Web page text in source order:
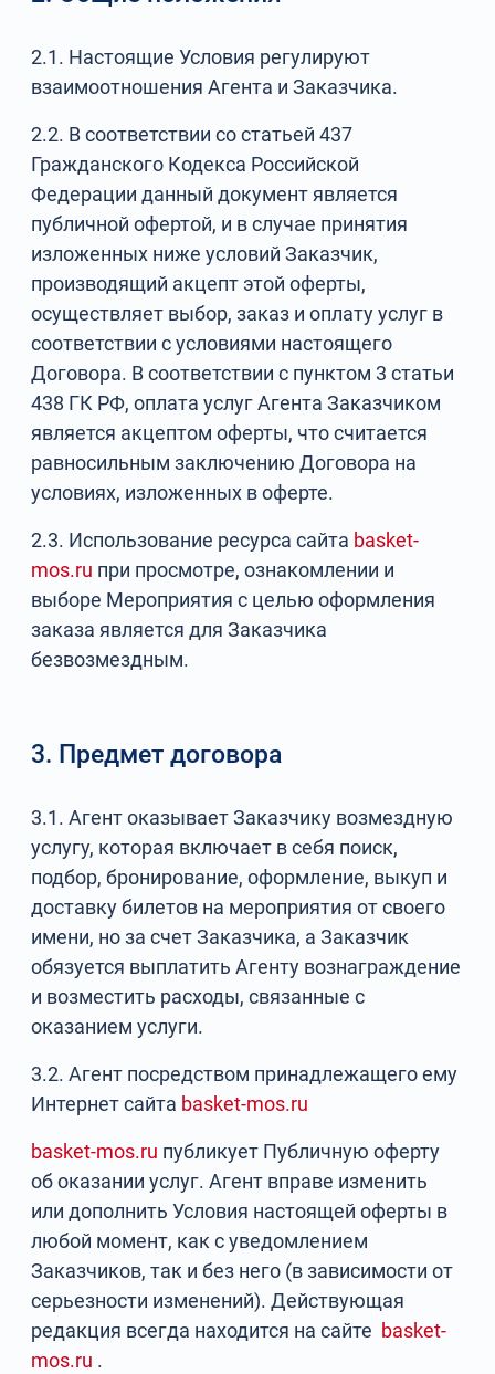
2.1. Настоящие Условия регулируют
взаимоотношения Агента и Заказчика.
2.2. В соответствии со статьей 437
Гражданского Кодекса Российской
Федерации данный документ является
публичной офертой, и в случае принятия
изложенных ниже условий Заказчик,
производящий акцепт этой оферты,
осуществляет выбор, заказ и оплату услуг в
соответствии с условиями настоящего
Договора. В соответствии с пунктом 3 статьи
438 ГК РФ, оплата услуг Агента Заказчиком
является акцептом оферты, что считается
равносильным заключению Договора на
условиях, изложенных в оферте.
2.3. Использование ресурса сайта basket-
mos.ru при просмотре, ознакомлении и
выборе Мероприятия с целью оформления
заказа является для Заказчика
безвозмездным.
3. Предмет договора
3.1. Агент оказывает Заказчику возмездную
услугу, которая включает в себя поиск,
подбор, бронирование, оформление, выкуп и
доставку билетов на мероприятия от своего
имени, но за счет Заказчика, а Заказчик
обязуется выплатить Агенту вознаграждение
и возместить расходы, связанные с
оказанием услуги.
3.2. Агент посредством принадлежащего ему
Интернет сайта basket-mos.ru
basket-mos.ru публикует Публичную оферту
об оказании услуг. Агент вправе изменить
или дополнить Условия настоящей оферты в
любой момент, как с уведомлением
Заказчиков, так и без него (в зависимости от
серьезности изменений). Действующая
редакция всегда находится на сайте basket-
mos.ru .